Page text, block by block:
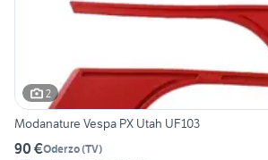
2
Modanature Vespa PX Utah UF103
90 €Oderzo(TV)